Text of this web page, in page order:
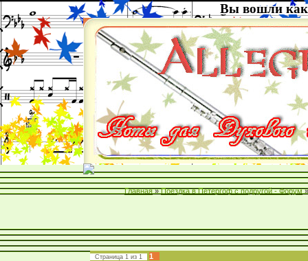
Вы вошли как
Главная » Поездка в Петергоф с подругой - Форум »
Страница 1 из 1 1